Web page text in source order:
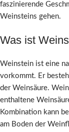
faszinierende
Weinsteins gehen.
Was ist
Weinstein ist eine
vorkommt. Er
der Weinsäure.
enthaltene
Kombination kann
am Boden der